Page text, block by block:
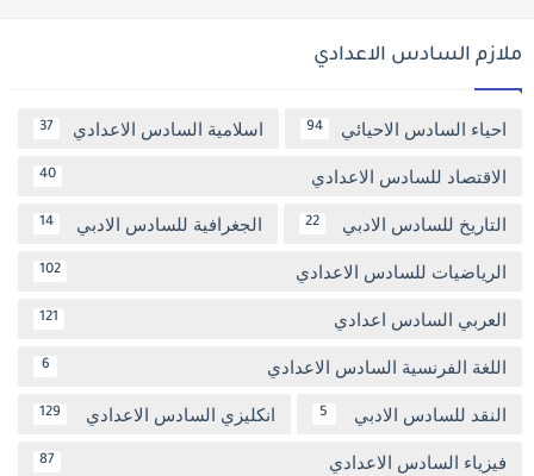
ملازم السادس الاعدادي
احياء السادس الاحيائي 94 اسلامية السادس الاعدادي 37
الاقتصاد للسادس الاعدادي 40
التاريخ للسادس الادبي 22 الجغرافية للسادس الادبي 14
الرياضيات للسادس الاعدادي 102
العربي السادس اعدادي 121
اللغة الفرنسية السادس الاعدادي 6
النقد للسادس الادبي 5 انكليزي السادس الاعدادي 129
فيزياء السادس الاعدادي 87